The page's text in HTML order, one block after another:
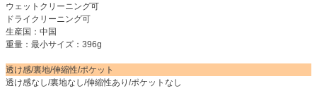
ウェットクリーニング可
ドライクリーニング可
生産国：中国
重量：最小サイズ：396g
透け感/裏地/伸縮性/ポケット
透け感なし/裏地なし/伸縮性あり/ポケットなし